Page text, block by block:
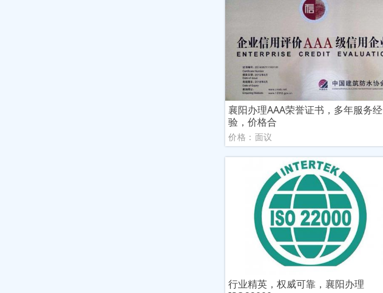
襄阳办理AAA荣誉证书，多年服务经
验，价格合
价格：面议
行业精英，权威可靠，襄阳办理